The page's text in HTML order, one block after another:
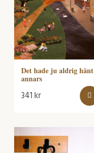
Det hade ju aldrig hänt
annars
341kr